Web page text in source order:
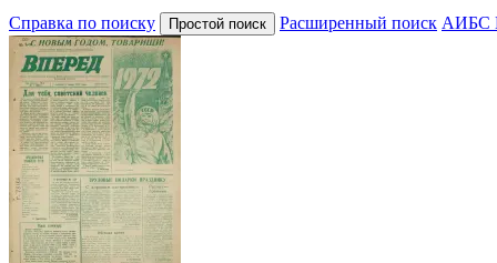
Справка по поиску Расширенный поиск АИБС